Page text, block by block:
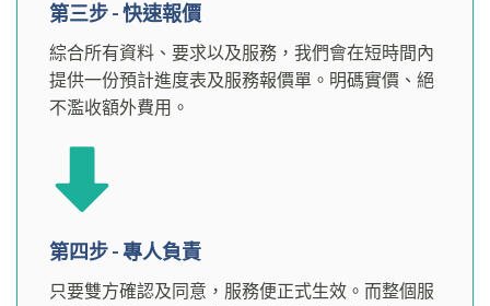
第三步 - 快速報價
綜合所有資料、要求以及服務，我們會在短時間內
提供一份預計進度表及服務報價單。明碼實價、絕
不濫收額外費用。
第四步 - 專人負責
只要雙方確認及同意，服務便正式生效。而整個服